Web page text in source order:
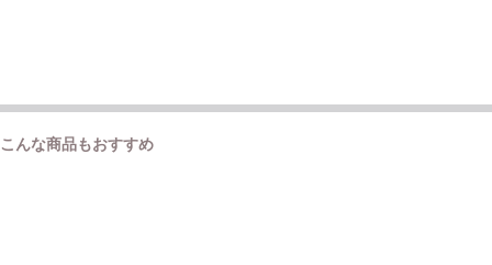
こんな商品もおすすめ